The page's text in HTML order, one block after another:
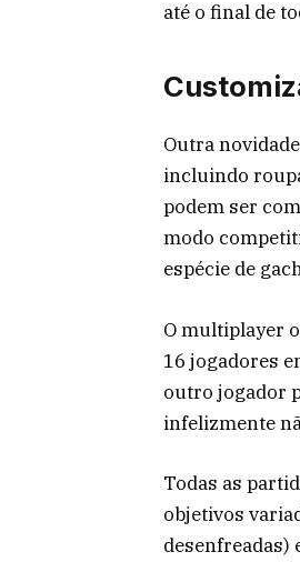
até o final de
Outra
incluindo
podem ser
modo
espécie de
O multiplayer
16 jogadores
outro jogador
infelizmente
Todas as
objetivos
desenfreadas)